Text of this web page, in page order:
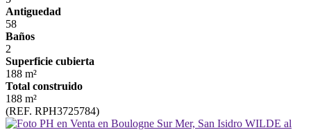
Antiguedad
58
Baños
2
Superficie cubierta
188 m²
Total construido
188 m²
(REF. RPH3725784)